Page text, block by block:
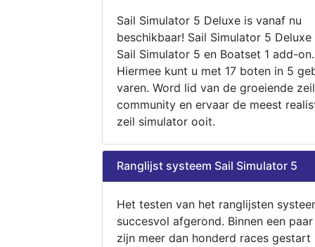
Sail Simulator 5 Deluxe is vanaf nu
beschikbaar! Sail Simulator 5
Sail Simulator 5 en Boatset 1 add-on.
Hiermee kunt u met 17 boten in 5
varen. Word lid van de groeiende zeil
community en ervaar de meest
zeil simulator ooit.
Ranglijst systeem Sail Simulator 5
Het testen van het ranglijsten
succesvol afgerond. Binnen een
zijn meer dan honderd races gestart